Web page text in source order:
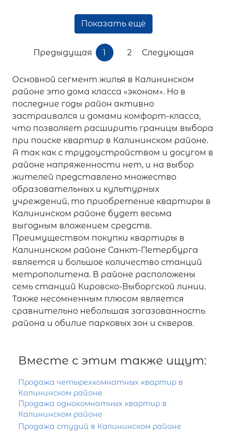
Показать ещё
Предыдущая 1 2 Следующая
Основной сегмент жилья в Калининском
районе это дома класса «эконом». Но в
последние годы район активно
застраивался и домами комфорт-класса,
что позволяет расширить границы выбора
при поиске квартир в Калининском районе.
А так как с трудоустройством и досугом в
районе напряженности нет, и на выбор
жителей представлено множество
образовательных и культурных
учреждений, то приобретение квартиры в
Калининском районе будет весьма
выгодным вложением средств.
Преимуществом покупки квартиры в
Калининском районе Санкт-Петербурга
является и большое количество станций
метрополитена. В районе расположены
семь станций Кировско-Выборгской линии.
Также несомненным плюсом является
сравнительно небольшая загазованность
района и обилие парковых зон и скверов.
Вместе с этим также ищут:
Продажа четырехкомнатных квартир в
Калининском районе
Продажа однокомнатных квартир в
Калининском районе
Продажа студий в Калининском районе